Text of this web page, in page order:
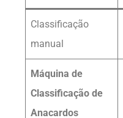
Classificação
manual
Máquina de
Classificação de
Anacardos